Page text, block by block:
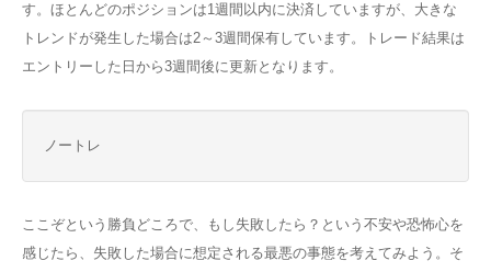
す。ほとんどのポジションは1週間以内に決済していますが、大きな
トレンドが発生した場合は2～3週間保有しています。トレード結果は
エントリーした日から3週間後に更新となります。
ノートレ
ここぞという勝負どころで、もし失敗したら？という不安や恐怖心を
感じたら、失敗した場合に想定される最悪の事態を考えてみよう。そ